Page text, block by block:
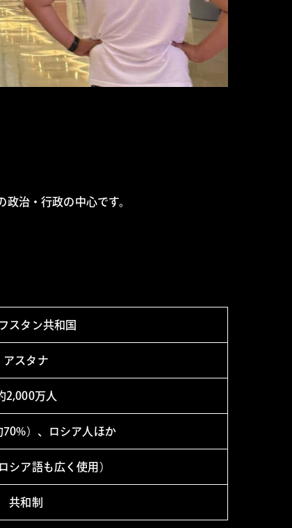
治・行政の中心です。
スタン共和国
アスタナ
2,000万人
70%）、ロシア人ほか
シア語も広く使用）
共和制